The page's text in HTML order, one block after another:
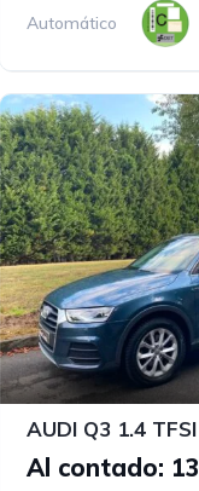
Automático
AUDI Q3 1.4
Al contado: